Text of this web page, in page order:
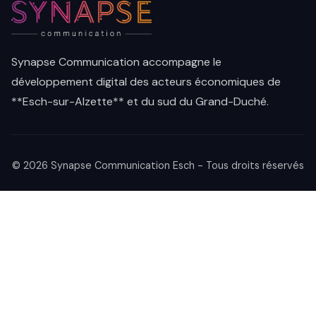
Synapse Communication accompagne le
développement digital des acteurs économiques de
**Esch-sur-Alzette** et du sud du Grand-Duché.
© 2026 Synapse Communication Esch - Tous droits réservés